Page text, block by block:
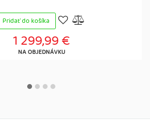
Pridať do košíka
1 299,99 €
NA OBJEDNÁVKU